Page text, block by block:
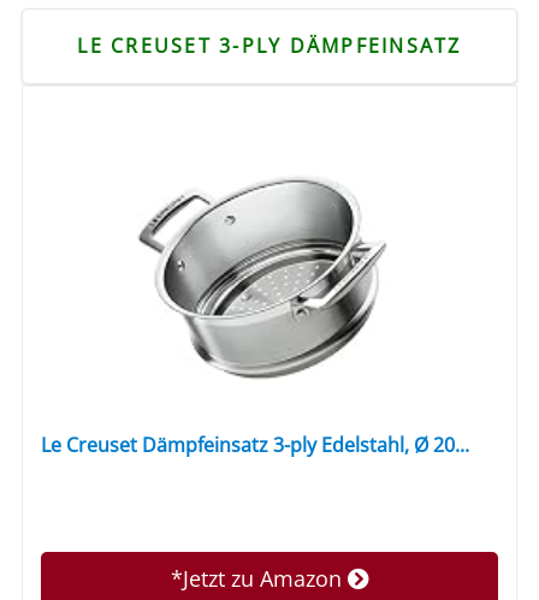
LE CREUSET 3-PLY DÄMPFEINSATZ
Le Creuset Dämpfeinsatz 3-ply Edelstahl, Ø 20...
*Jetzt zu Amazon